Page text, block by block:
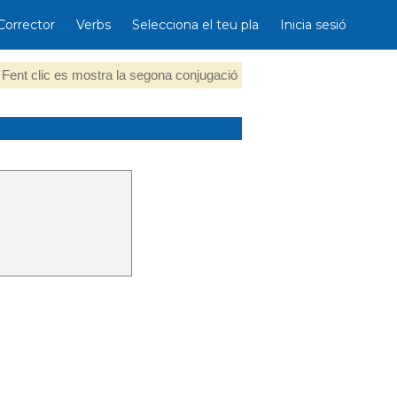
Verbs Selecciona el teu pla Inicia sesió
Fent clic es mostra la segona conjugació